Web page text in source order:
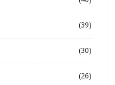
(39)
(30)
(26)